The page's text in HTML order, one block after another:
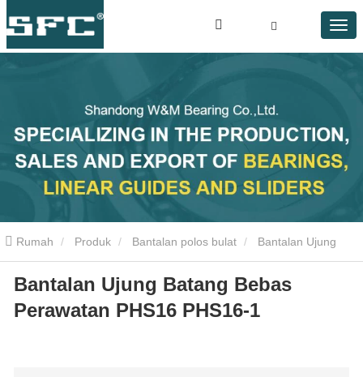
Rumah Produk Bantalan polos bulat
Batang Bebas Perawatan PHS16 PHS16-1
Bantalan Ujung Batang Bebas
Perawatan PHS16 PHS16-1